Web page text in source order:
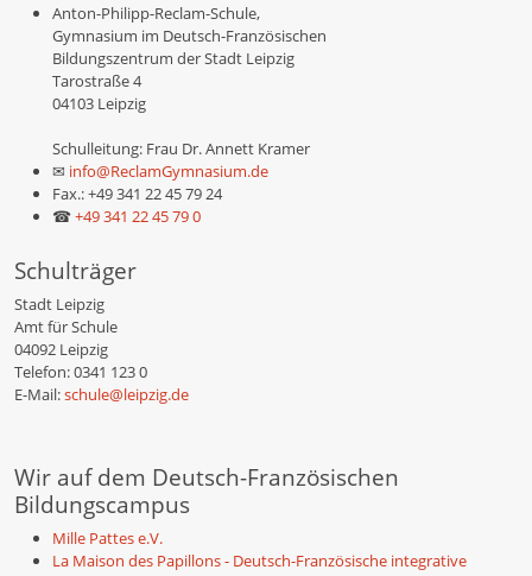
Anton-Philipp-Reclam-Schule,
Gymnasium im Deutsch-Französischen
Bildungszentrum der Stadt Leipzig
Tarostraße 4
04103 Leipzig
Schulleitung: Frau Dr. Annett Kramer
✉ info@ReclamGymnasium.de
Fax.: +49 341 22 45 79 24
☎+49 341 22 45 79 0
Schulträger
Stadt Leipzig
Amt für Schule
04092 Leipzig
Telefon: 0341 123 0
E-Mail:schule@leipzig.de
Wir auf dem Deutsch-Französischen
Bildungscampus
Mille Pattes e.V.
La Maison des Papillons - Deutsch-Französische integrative